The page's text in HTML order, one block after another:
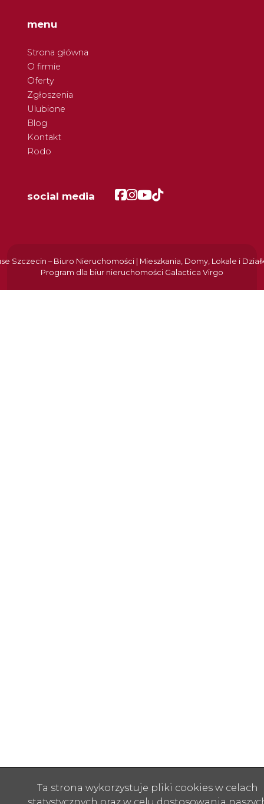
menu
Strona główna
O firmie
Oferty
Zgłoszenia
Ulubione
Blog
Kontakt
Rodo
social media Facebook
Facebook
Facebook
Facebook
Szczecin – Biuro Nieruchomości | Mieszkania, Domy, Lokale i
Program dla biur nieruchomości Galactica Virgo
Ta strona wykorzystuje pliki cookies w celach
statystycznych oraz w celu dostosowania